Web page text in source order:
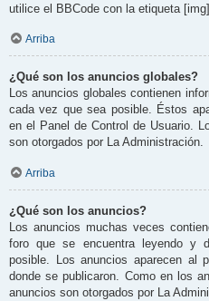
utilice el BBCode con la etiqueta [img].
Arriba
¿Qué son los anuncios globales?
Los anuncios globales contienen
cada vez que sea posible. Éstos
en el Panel de Control de Usuario.
son otorgados por La Administración.
Arriba
¿Qué son los anuncios?
Los anuncios muchas veces
foro que se encuentra leyendo y
posible. Los anuncios aparecen al
donde se publicaron. Como en los
anuncios son otorgados por La